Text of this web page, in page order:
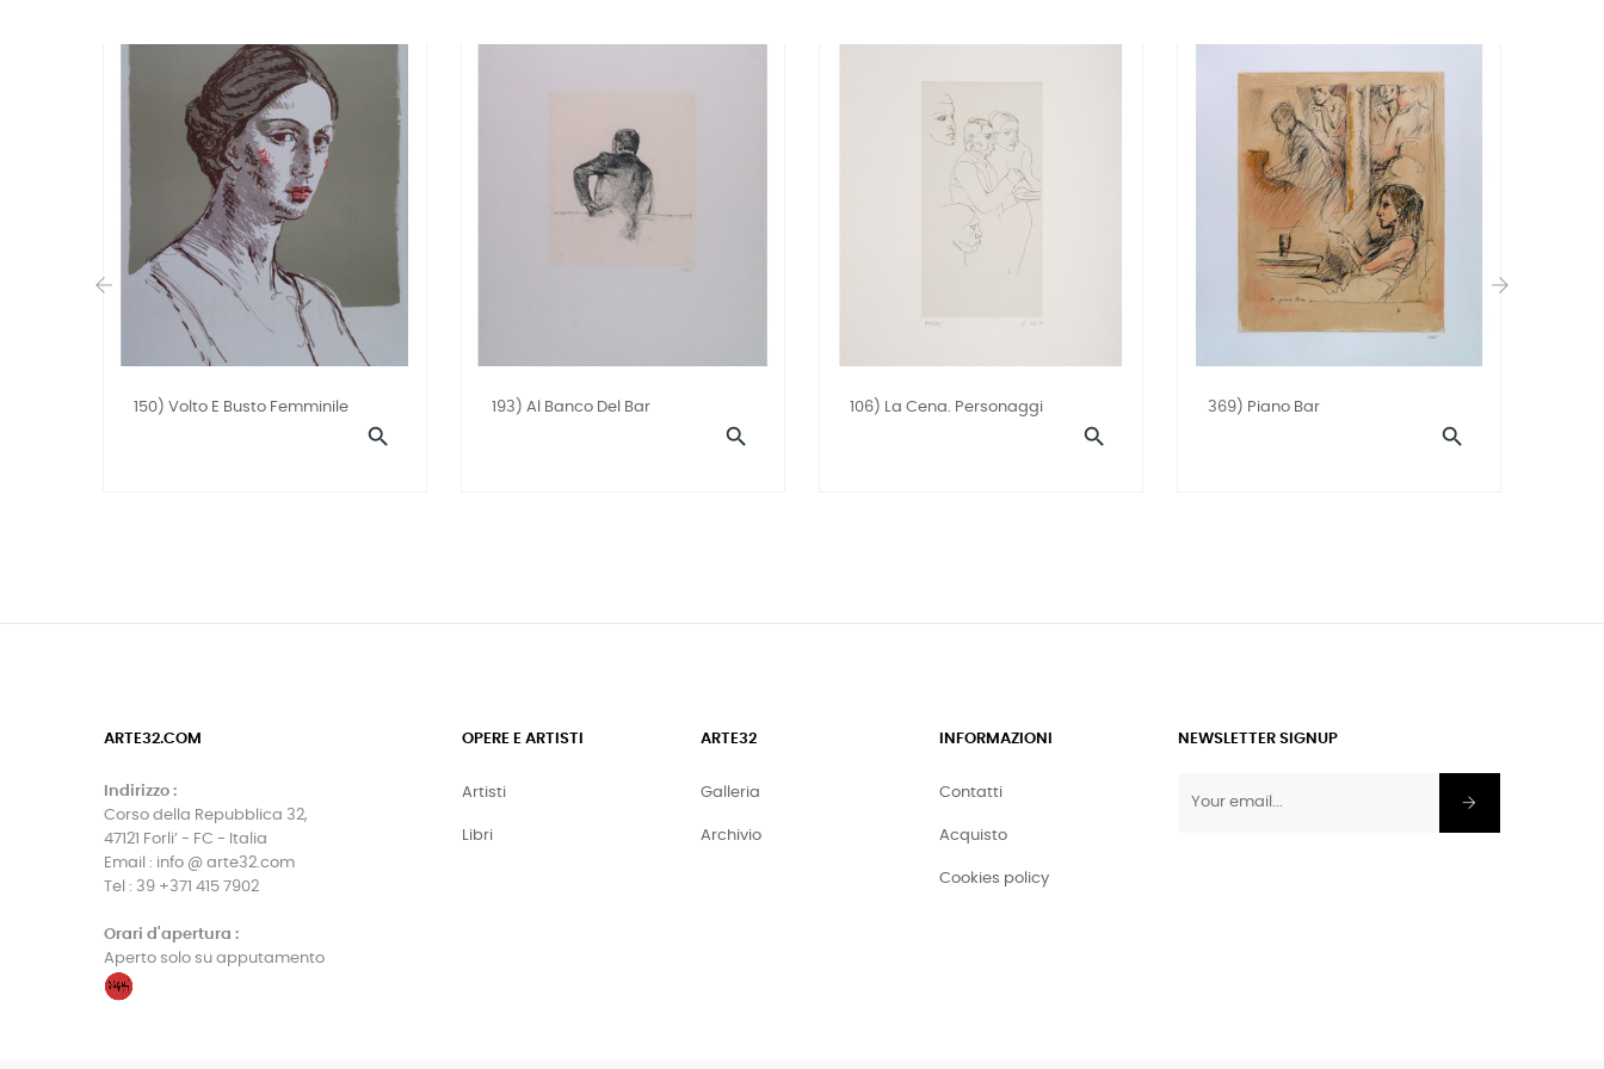
150) Volto E Busto Femminile

193) Al Banco Del Bar

106) La Cena. Personaggi

369) Piano Bar

ARTE32.COM
Indirizzo :
Corso della Repubblica 32,
47121 Forli’ - FC - Italia
Email : info @ arte32.com
Tel : 39 +371 415 7902
Orari d'apertura :
Aperto solo su apputamento
OPERE E ARTISTI
Artisti
Libri
ARTE32
Galleria
Archivio
INFORMAZIONI
Contatti
Acquisto
Cookies policy
NEWSLETTER SIGNUP